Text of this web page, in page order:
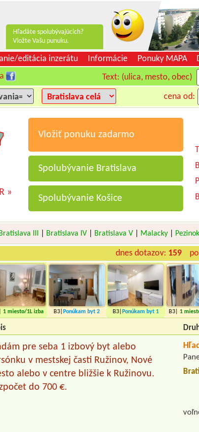
Hľadáte spolubývajúcich?
Vložte Vašu punuku.
editácia inzerátu Informácie Ponuky MAPA
Text: (ulica, mesto, obec)
cena od:
»
Vložiť ponuku zadarmo
Spolubývanie Bratislava
Spolubývanie Košice
Bratislava III Bratislava IV Bratislava V Malacky Pezinok
dnes dotazov: 159
1 miesto/1L izba B3| Ponúkam byt2 B3| Ponúkam byt 1 B3| 1
pre seba 1 izbový byt alebo
v mestskej časti Ružinov, Nové
alebo v centre bližšie k Ružinovu.
do 700 €.